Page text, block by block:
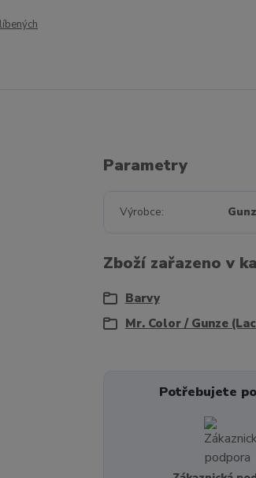
Parametry
Výrobce
Zboží zařazeno v
Barvy
Mr. Color / Gunze
Potřebujete